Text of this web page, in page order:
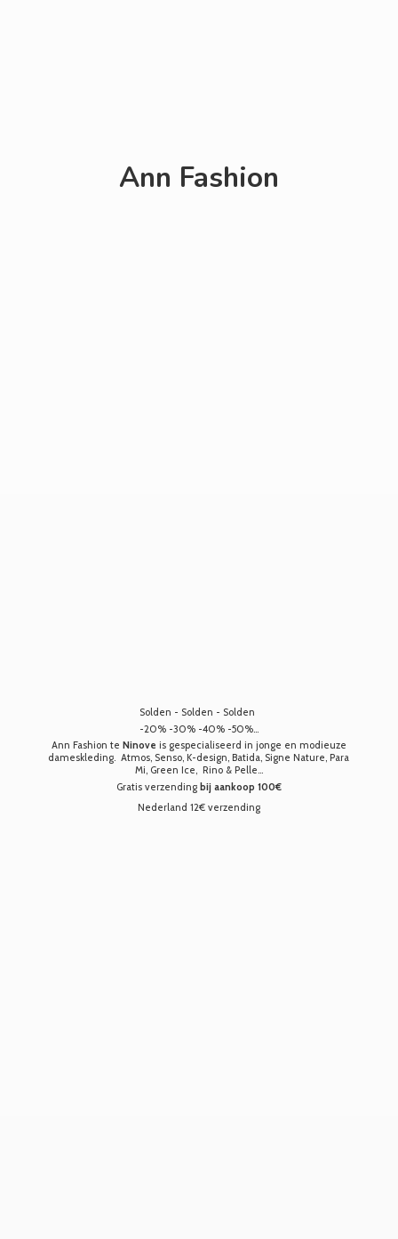
Ann Fashion
Solden - Solden - Solden
-20% -30% -40% -50%...
Ann Fashion te Ninove is gespecialiseerd in jonge en modieuze
dameskleding. Atmos, Senso, K-design, Batida, Signe Nature, Para
Mi, Green Ice, Rino & Pelle...
Gratis verzending bij aankoop 100€
Nederland 12€ verzending